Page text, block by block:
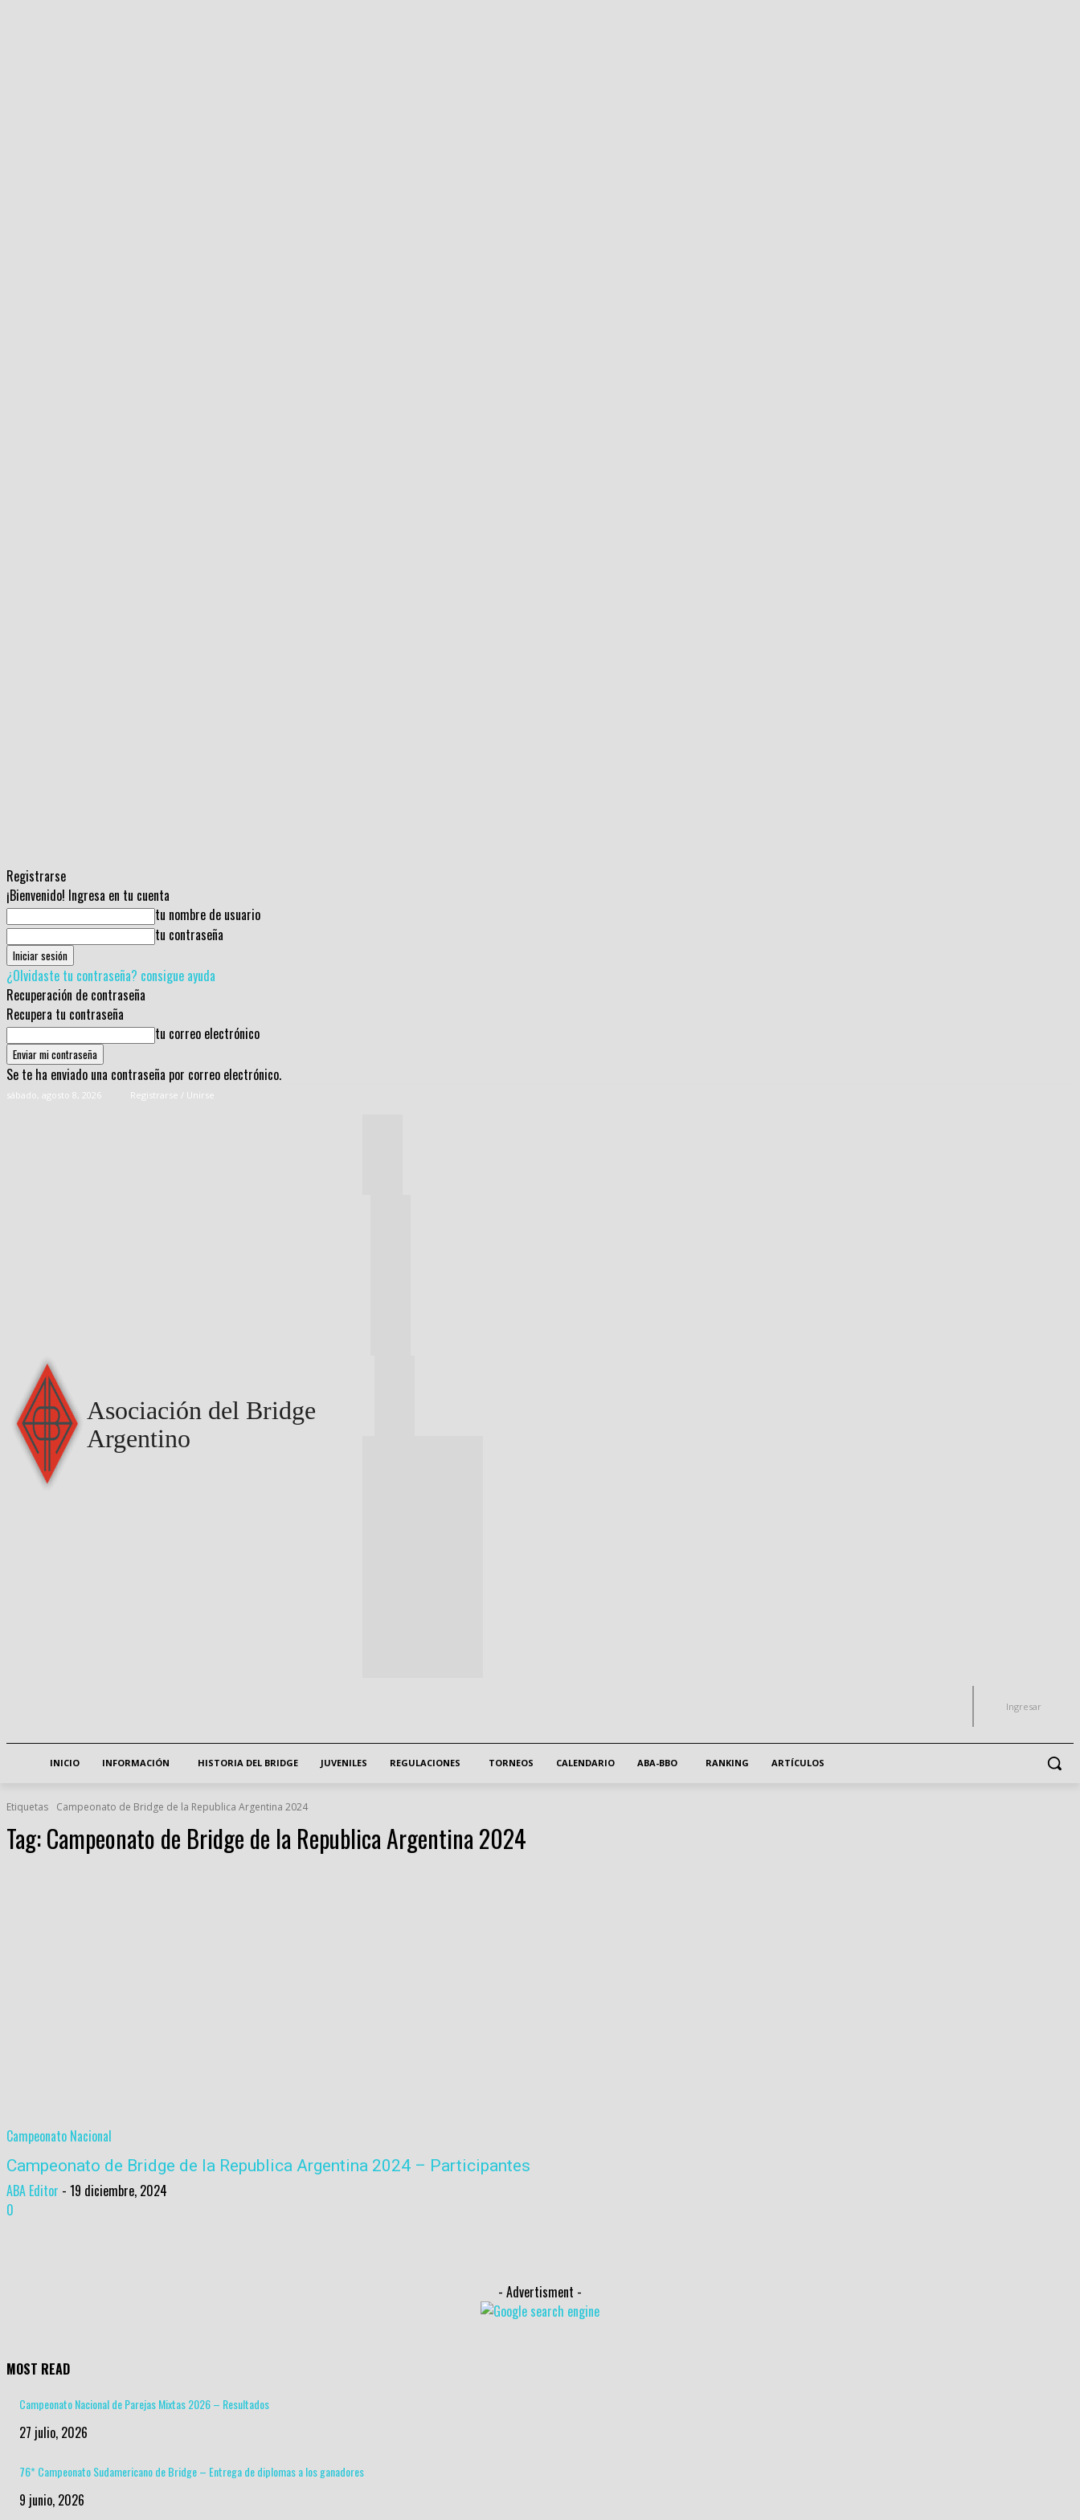
Registrarse
¡Bienvenido! Ingresa en tu cuenta
tu nombre de usuario
tu contraseña
¿Olvidaste tu contraseña? consigue ayuda
Recuperación de contraseña
Recupera tu contraseña
tu correo electrónico
Se te ha enviado una contraseña por correo electrónico.
sábado, agosto 8, 2026 Registrarse / Unirse
Asociación del Bridge
Argentino
Ingresar
INICIO INFORMACIÓN HISTORIA DEL BRIDGE JUVENILES REGULACIONES TORNEOS CALENDARIO ABA-BBO RANKING ARTÍCULOS
Etiquetas Campeonato de Bridge de la Republica Argentina 2024
Tag:Campeonato de Bridge de la Republica Argentina 2024
Campeonato Nacional
Campeonato de Bridge de la Republica Argentina 2024 – Participantes
ABA Editor - 19 diciembre, 2024
0
- Advertisment -
MOST READ
Campeonato Nacional de Parejas Mixtas 2026 – Resultados
27 julio, 2026
76* Campeonato Sudamericano de Bridge – Entrega de diplomas a los ganadores
9 junio, 2026